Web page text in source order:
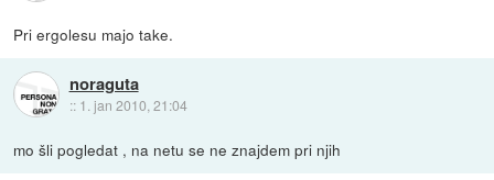
Pri ergolesu majo take.
noraguta
:: 1. jan 2010, 21:04
mo šli pogledat , na netu se ne znajdem pri njih